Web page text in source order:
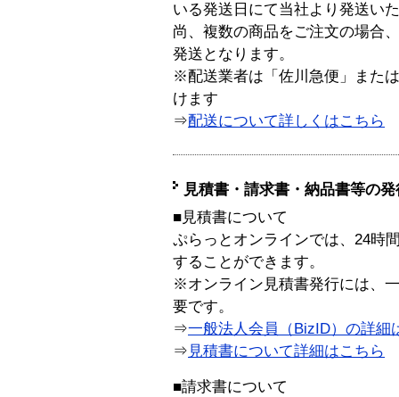
いる発送日にて当社より発送い
尚、複数の商品をご注文の場合
発送となります。
※配送業者は「佐川急便」また
けます
⇒配送について詳しくはこちら
見積書・請求書・納品書等の
■見積書について
ぷらっとオンラインでは、24時
することができます。
※オンライン見積書発行には、
要です。
⇒一般法人会員（BizID）の詳細
⇒ 見積書について詳細はこちら
■請求書について